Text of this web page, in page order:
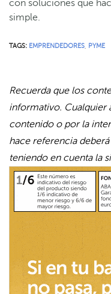
con soluciones que
simple.
TAGS: EMPRENDEDORES PYME
Recuerda que los
informativo. Cualquier
contenido o por la
hace referencia
teniendo en cuenta la